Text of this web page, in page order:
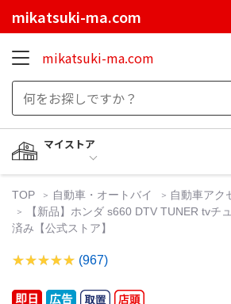
mikatsuki-ma.com
mikatsuki-ma.com
マイストア
TOP 自動車・オートバイ 自動車アク
【新品】ホンダ s660 DTV TUNER tv
済み【公式ストア】
(967)